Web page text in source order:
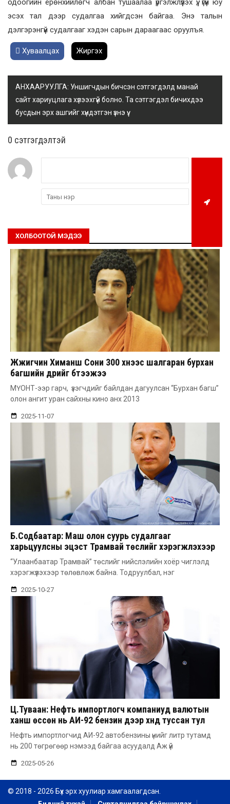
одоогийн ерөнхийлөгч албан тушаалаа үргэлжлүүлэх үү, үгүй юу
эсэх тал дээр судалгаа хийгдсэн байгаа. Энэ талын
дэлгэрэнгүй судалгааг хэдэн сарын дараагаас оруулъя.
Хуваалцах Жиргэх
АНХААРУУЛГА: Уншигчдын бичсэн сэтгэгдэлд манай
сайт хариуцлага хүлээхгүй болно. Та сэтгэгдэл бичихдээ
бусдын эрх ашгийг хүндэтгэн үзнэ үү.
0 cэтгэгдэлтэй
ХОЛБООТОЙ МЭДЭЭ
Жүжигчин Химаншү Сони 300 хүнээс шалгаран бурхан
багшийн дүрийг бүтээжээ
МҮОНТ-ээр гарч, үзэгчдийг байлдан дагуулсан “Бурхан багш”
олон ангит уран сайхны кино анх 2013
2025-11-07
Б.Содбаатар: Маш олон суурь судалгааг
харьцуулсны эцэст Трамвай төслийг хэрэгжүүлэхээр
тогтсон
“Улаанбаатар Трамвай” төслийг нийслэлийн хоёр чиглэлд
хэрэгжүүлэхээр төлөвлөж байна. Тодруулбал, нэг
2025-10-27
Ц.Туваан: Нефть импортлогч компаниуд валютын
ханш өссөн нь АИ-92 бензин дээр хүнд туссан тул
үнээ нэмсэн гэсэн
Нефть импортлогчид АИ-92 автобензины үнийг литр тутамд
нь 200 төгрөгөөр нэмээд байгаа асуудалд Аж үй
2025-05-26
© 2018 - 2026 Бүх эрх хуулиар хамгаалагдсан.